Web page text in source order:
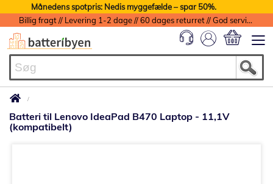
Månedens spotpris: Nedis myggefælde – spar 50%.
Billig fragt // Levering 1-2 dage // 60 dages returret // God service med garanti
Batteri til Lenovo IdeaPad B470 Laptop - 11,1V
(kompatibelt)